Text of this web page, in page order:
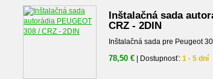
Inštalačná sada
CRZ - 2DIN
Inštalačná sada pre Peugeot
78,50 € | Dostupnosť: 1 - 5 dní